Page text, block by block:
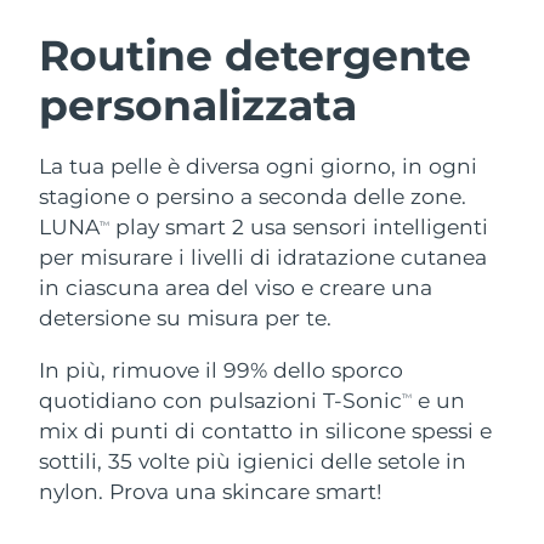
Routine detergente
personalizzata
La tua pelle è diversa ogni giorno, in ogni
stagione o persino a seconda delle zone.
LUNATM
play smart 2 usa sensori intelligenti
per misurare i livelli di idratazione cutanea
in ciascuna area del viso e creare una
detersione su misura per te.
In più, rimuove il 99% dello sporco
quotidiano con pulsazioni T-SonicTM
e un
mix di punti di contatto in silicone spessi e
sottili, 35 volte più igienici delle setole in
nylon. Prova una skincare smart!
LUNA™ 4 pacchetto
Anti-aging massage
LUNA™ 4 Plus
LUNA™ 4 Men
For men, anti-aging massage
BEAR™ 2 pacchetto
Microcurrent toning
BEAR™ 2 go
BEAR™ 2 eyes & lips
Microcurrent line smoothing device
Idratazione
UFO™ 3 pacchetto
Deep facial hydration
UFO™ 3 LED
Near-infrared and red light therapy
device
Igiene orale
Hybrid silicone sonic toothbrush
issa™ 4 plus
Smart hybrid silicone sonic toothbrush
TRATTAMENTI ANTI-AGE FAQ™
Anti-age Trattamenti LED
NEW
Austria Consegna stimata
Bahrein Consegna stimata
Belgio
Bermuda Consegna stimata8/15/26
Bosnia ed
Erzegovina
Consegna stimata
Bulgaria Consegna stimata8/9/26
Canada Consegna stimata 8/13/26